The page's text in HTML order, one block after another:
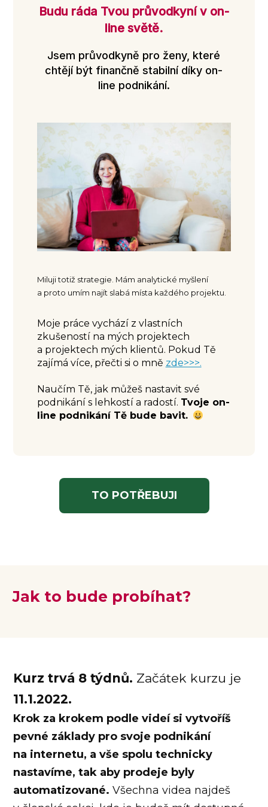
Budu ráda Tvou průvodkyní v on-
line světě.
Jsem průvodkyně pro ženy, které
chtějí být finančně stabilní díky on-
line podnikání.
Miluji totiž strategie. Mám analytické myšlení
a proto umím najít slabá místa každého projektu.
Moje práce vychází z vlastních
zkušeností na mých projektech
a projektech mých klientů. Pokud Tě
zajímá více, přečti si o mně zde>>>.
Naučím Tě, jak můžeš nastavit své
podnikání s lehkostí a radostí. Tvoje on-
line podnikání Tě bude bavit.
TO POTŘEBUJI
Jak to bude probíhat?
Kurz trvá 8 týdnů. Začátek kurzu je
11.1.2022.
Krok za krokem podle videí si vytvoříš
pevné základy pro svoje podnikání
na internetu, a vše spolu technicky
nastavíme, tak aby prodeje byly
automatizované.Všechna videa najdeš